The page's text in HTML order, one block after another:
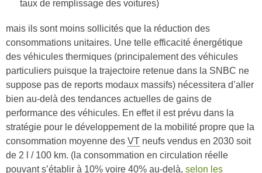
taux de remplissage des voitures)
mais ils sont moins sollicités que la réduction des
consommations unitaires. Une telle efficacité énergétique
des véhicules thermiques (principalement des véhicules
particuliers puisque la trajectoire retenue dans la SNBC ne
suppose pas de reports modaux massifs) nécessitera d’aller
bien au-delà des tendances actuelles de gains de
performance des véhicules. En effet il est prévu dans la
stratégie pour le développement de la mobilité propre que la
consommation moyenne des VT neufs vendus en 2030 soit
de 2 l / 100 km. (la consommation en circulation réelle
pouvant s’établir à 10% voire 40% au-delà, selon les